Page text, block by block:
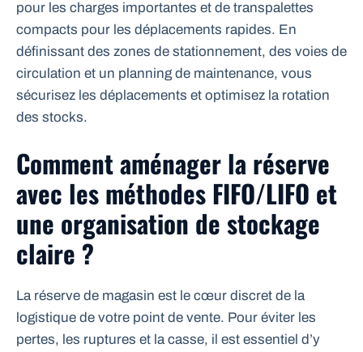
pour les charges importantes et de transpalettes
compacts pour les déplacements rapides. En
définissant des zones de stationnement, des voies de
circulation et un planning de maintenance, vous
sécurisez les déplacements et optimisez la rotation
des stocks.
Comment aménager la réserve
avec les méthodes FIFO/LIFO et
une organisation de stockage
claire ?
La réserve de magasin est le cœur discret de la
logistique de votre point de vente. Pour éviter les
pertes, les ruptures et la casse, il est essentiel d’y